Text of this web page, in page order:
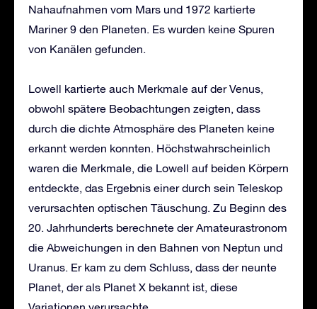
Nahaufnahmen vom Mars und 1972 kartierte
Mariner 9 den Planeten. Es wurden keine Spuren
von Kanälen gefunden.
Lowell kartierte auch Merkmale auf der Venus,
obwohl spätere Beobachtungen zeigten, dass
durch die dichte Atmosphäre des Planeten keine
erkannt werden konnten. Höchstwahrscheinlich
waren die Merkmale, die Lowell auf beiden Körpern
entdeckte, das Ergebnis einer durch sein Teleskop
verursachten optischen Täuschung. Zu Beginn des
20. Jahrhunderts berechnete der Amateurastronom
die Abweichungen in den Bahnen von Neptun und
Uranus. Er kam zu dem Schluss, dass der neunte
Planet, der als Planet X bekannt ist, diese